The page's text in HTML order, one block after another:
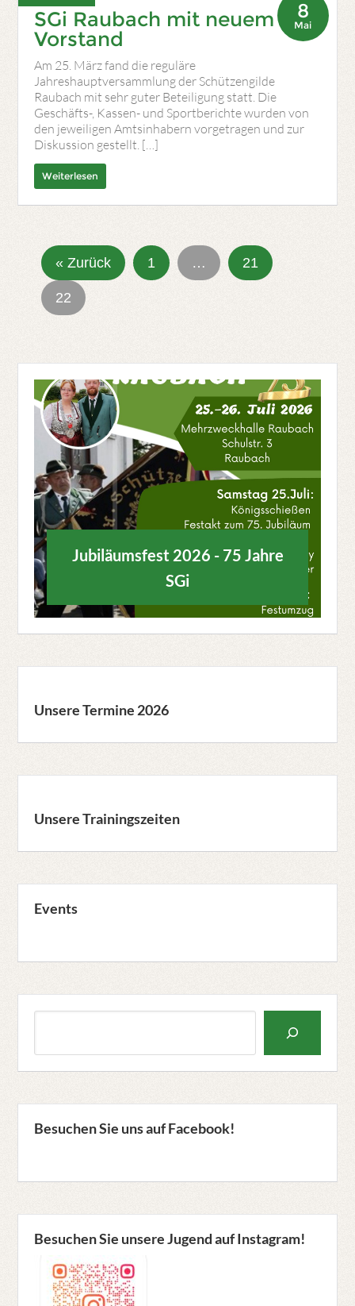
8
Mai
SGi Raubach mit neuem
Vorstand
Am 25. März fand die reguläre
Jahreshauptversammlung der Schützengilde
Raubach mit sehr guter Beteiligung statt. Die
Geschäfts-, Kassen- und Sportberichte wurden von
den jeweiligen Amtsinhabern vorgetragen und zur
Diskussion gestellt. […]
Weiterlesen
« Zurück 1 … 21
22
Jubiläumsfest 2026 - 75 Jahre
SGi
Unsere Termine 2026
Unsere Trainingszeiten
Events
Besuchen Sie uns auf Facebook!
Besuchen Sie unsere Jugend auf Instagram!